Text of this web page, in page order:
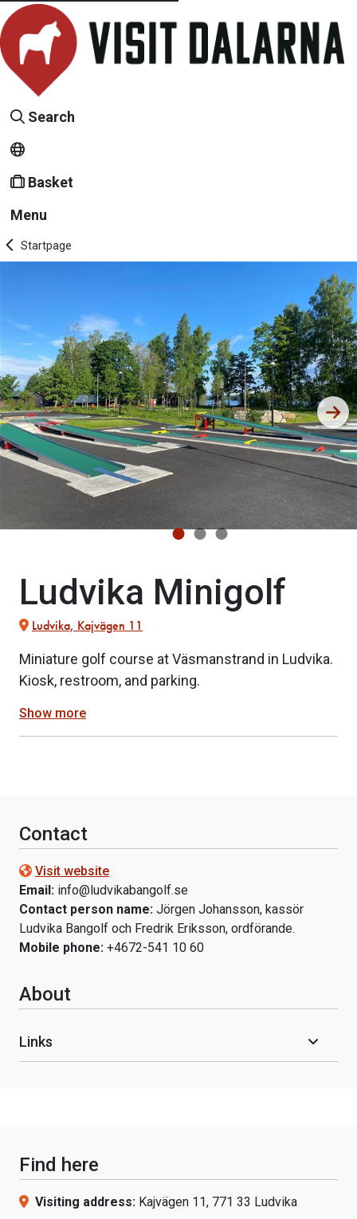
Search
Basket
Menu
Startpage
Ludvika Minigolf
Ludvika, Kajvägen 11
Miniature golf course at Väsmanstrand in Ludvika.
Kiosk, restroom, and parking.
Show more
Contact
Visit website
Email: info@ludvikabangolf.se
Contact person name: Jörgen Johansson, kassör
Ludvika Bangolf och Fredrik Eriksson, ordförande.
Mobile phone: +4672-541 10 60
About
Links
Find here
Visiting address: Kajvägen 11, 771 33 Ludvika